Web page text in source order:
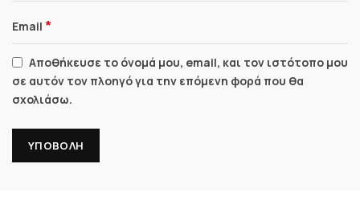
Email *
Αποθήκευσε το όνομά μου, email, και τον ιστότοπο μου
σε αυτόν τον πλοηγό για την επόμενη φορά που θα
σχολιάσω.